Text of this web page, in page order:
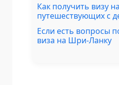
Как получить визу
путешествующих с
Если есть вопросы
виза на Шри-Ланку